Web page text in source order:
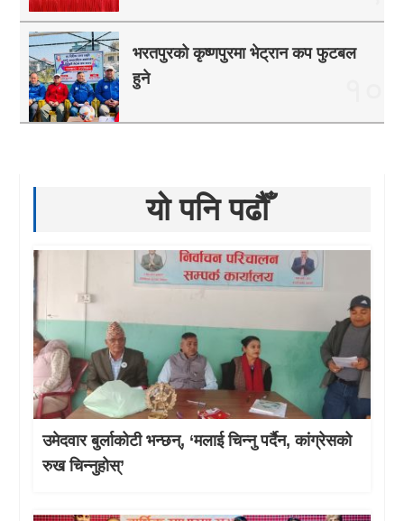
भरतपुरको कृष्णपुरमा भेट्रान कप फुटबल
हुने
यो पनि पढौँ
उमेदवार बुर्लाकोटी भन्छन्, ‘मलाई चिन्नु पर्दैन, कांग्रेसको
रुख चिन्नुहोस्’